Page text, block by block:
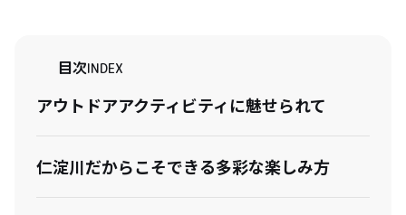
目次INDEX
アウトドアアクティビティに魅せられて
仁淀川だからこそできる多彩な楽しみ方